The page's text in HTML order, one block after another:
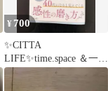
¥ 700
✨CITTA
LIFE✨time.space ＆一.
青木千草